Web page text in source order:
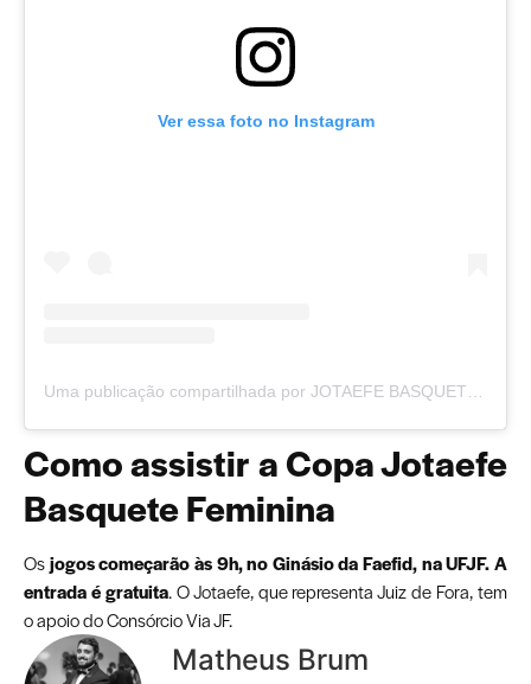
Ver essa foto no Instagram
Uma publicação compartilhada por JOTAEFE BASQUETE (@jotaefe.basquete)
Como assistir a Copa Jotaefe
Basquete Feminina
Osjogos começarão às 9h, no Ginásio da Faefid, na UFJF. A
entrada é gratuita. O Jotaefe, que representa Juiz de Fora, tem
o apoio do Consórcio Via JF.
Matheus Brum